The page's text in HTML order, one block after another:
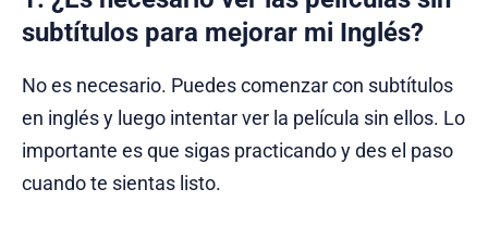
subtítulos para mejorar mi Inglés?
No es necesario. Puedes comenzar con subtítulos
en inglés y luego intentar ver la película sin ellos. Lo
importante es que sigas practicando y des el paso
cuando te sientas listo.